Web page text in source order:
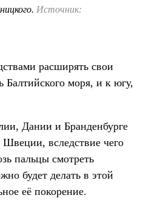
Источник:
расширять свои
Балтийского моря, и к югу,
Дании и Бранденбурге
Швеции, вследствие чего
пальцы смотреть
будет делать в этой
её покорение.